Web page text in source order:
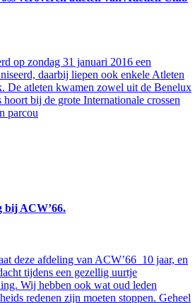
op zondag 31 januari 2016 een
daarbij liepen ook enkele Atleten
De atleten kwamen zowel uit de Benelux
hoort bij de grote Internationale crossen
parcou
bij ACW’66.
deze afdeling van ACW’66 10 jaar, en
tijdens een gezellig uurtje
Wij hebben ook wat oud leden
redenen zijn moeten stoppen. Geheel